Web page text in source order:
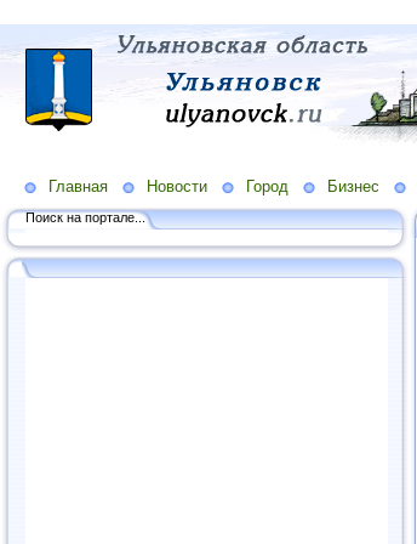
Главная Новости Город Бизнес
Поиск на портале...